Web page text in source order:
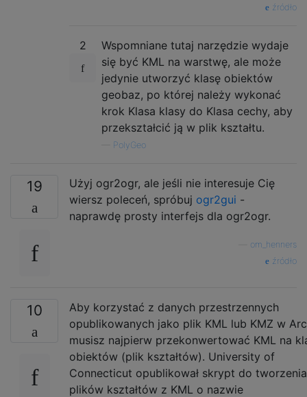
źródło
2
Wspomniane tutaj narzędzie wydaje
się być KML na warstwę, ale może
jedynie utworzyć klasę obiektów
geobaz, po której należy wykonać
krok Klasa klasy do Klasa cechy, aby
przekształcić ją w plik kształtu.
PolyGeo
19
Użyj ogr2ogr, ale jeśli nie interesuje Cię
wiersz poleceń, spróbuj ogr2gui -
naprawdę prosty interfejs dla ogr2ogr.
om_henners
źródło
10
Aby korzystać z danych przestrzennych
opublikowanych jako plik KML lub KMZ w
musisz najpierw przekonwertować KML na
obiektów (plik kształtów). University of
Connecticut opublikował skrypt do tworzenia
plików kształtów z KML o nazwie